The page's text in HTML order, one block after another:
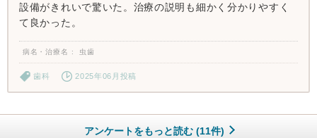
設備がきれいで驚いた。治療の説明も細かく分かりやすく
て良かった。
病名・治療名 虫歯
歯科 2025年06月投稿
アンケートをもっと読む (11件)